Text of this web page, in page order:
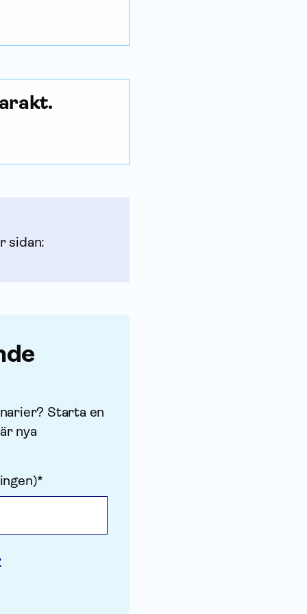
sidan:
Starta en
nya